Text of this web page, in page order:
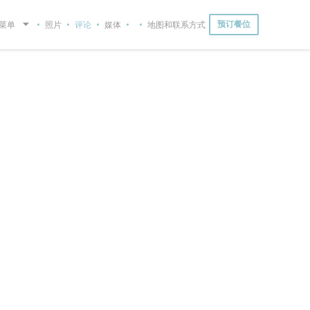
单 照片 评论 媒体
((在新窗口中打开))
地图和联系方式 预订餐位